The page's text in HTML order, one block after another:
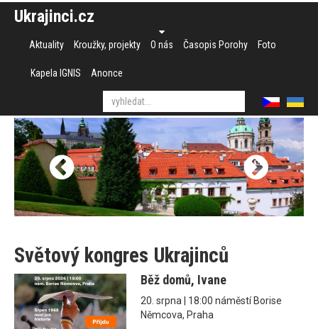
Ukrajinci.cz
Aktuality Kroužky, projekty O nás Časopis Porohy Foto
Kapela IGNIS Anonce
Světový kongres Ukrajinců
Běž domů, Ivane
20. srpna | 18:00 náměstí Borise
Němcova, Praha